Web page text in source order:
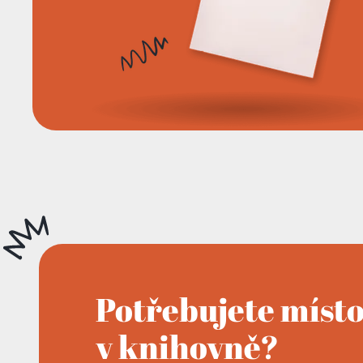
Potřebujete
v knihovně?